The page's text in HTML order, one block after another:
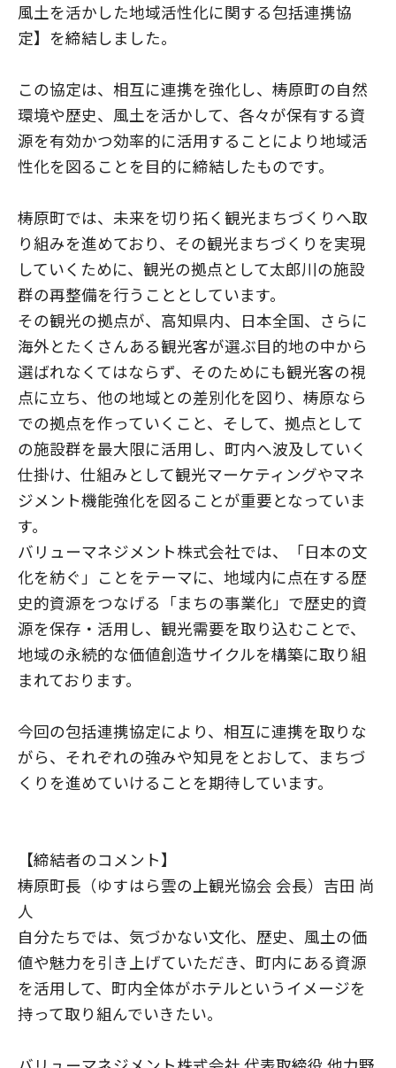
風土を活かした地域活性化に関する包括連携協
定】を締結しました。
この協定は、相互に連携を強化し、梼原町の自然
環境や歴史、風土を活かして、各々が保有する資
源を有効かつ効率的に活用することにより地域活
性化を図ることを目的に締結したものです。
梼原町では、未来を切り拓く観光まちづくりへ取
り組みを進めており、その観光まちづくりを実現
していくために、観光の拠点として太郎川の施設
群の再整備を行うこととしています。
その観光の拠点が、高知県内、日本全国、さらに
海外とたくさんある観光客が選ぶ目的地の中から
選ばれなくてはならず、そのためにも観光客の視
点に立ち、他の地域との差別化を図り、梼原なら
での拠点を作っていくこと、そして、拠点として
の施設群を最大限に活用し、町内へ波及していく
仕掛け、仕組みとして観光マーケティングやマネ
ジメント機能強化を図ることが重要となっていま
す。
バリューマネジメント株式会社では、「日本の文
化を紡ぐ」ことをテーマに、地域内に点在する歴
史的資源をつなげる「まちの事業化」で歴史的資
源を保存・活用し、観光需要を取り込むことで、
地域の永続的な価値創造サイクルを構築に取り組
まれております。
今回の包括連携協定により、相互に連携を取りな
がら、それぞれの強みや知見をとおして、まちづ
くりを進めていけることを期待しています。
【締結者のコメント】
梼原町長（ゆすはら雲の上観光協会 会長）吉田 尚
人
自分たちでは、気づかない文化、歴史、風土の価
値や魅力を引き上げていただき、町内にある資源
を活用して、町内全体がホテルというイメージを
持って取り組んでいきたい。